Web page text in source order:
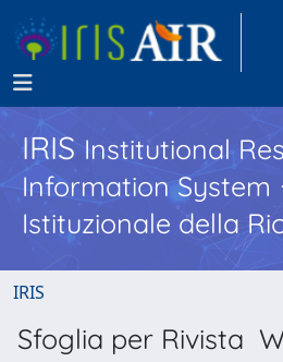
IRISInstitutional
Information System
Istituzionale della
IRIS
Sfoglia per Rivista